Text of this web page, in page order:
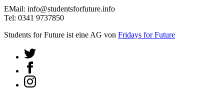
EMail: info@studentsforfuture.info
Tel: 0341 9737850
Students for Future ist eine AG von Fridays for Future